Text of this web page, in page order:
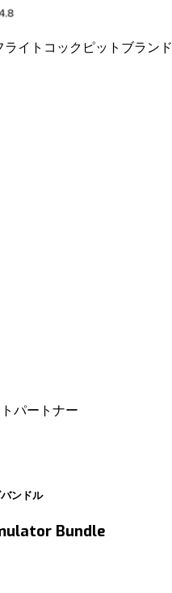
ライトコックピットブランド
パートナー
ンドル
Bundle